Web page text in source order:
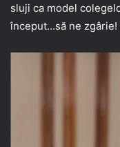
sluji ca model
început…să ne zgârie!